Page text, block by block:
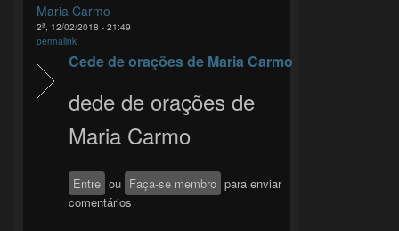
Maria Carmo
2ª, 12/02/2018 - 21:49
permalink
Cede de orações de Maria Carmo
dede de orações de
Maria Carmo
Entre ou Faça-se membro para enviar
comentários